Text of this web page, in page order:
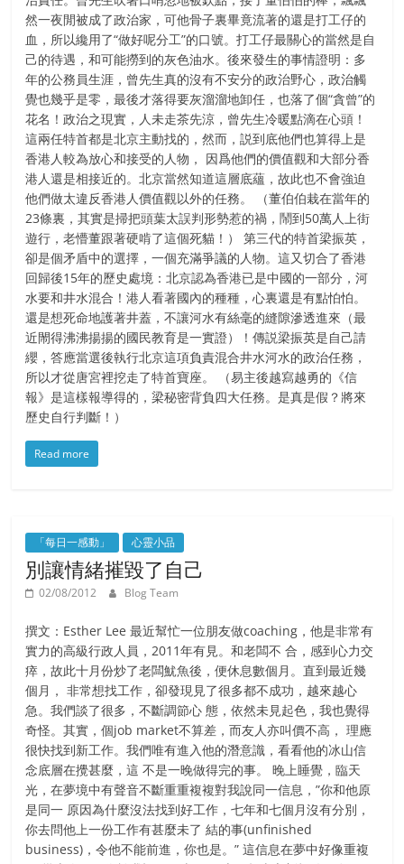
然一夜閒被成了政治家，可他骨子裏畢竟流著的還是打工仔的
血，所以纔用了“做好呢分工”的口號。打工仔最關心的當然是自
己的待遇，和可能撈到的灰色油水。後來發生的事情證明：多
年的公務員生涯，曾先生真的沒有不安分的政治野心，政治觸
覺也幾乎是零，最後才落得要灰溜溜地卸任，也落了個“貪曾”的
花名！政治之現實，人未走茶先涼，曾先生冷暖點滴在心頭！
這兩任特首都是北京主動找的，然而，説到底他們也算得上是
香港人較為放心和接受的人物， 因爲他們的價值觀和大部分香
港人還是相接近的。北京當然知​​道這層底蘊，故此也不會強迫
他們做太違反香港人價值觀以外的任務。 （董伯伯栽在當年的
23條裏，其實是掃把頭葉太誤判形勢惹的禍，鬧到50萬人上街
遊行，老懵董跟著硬啃了這個死貓！） 第三代的特首梁振英，
卻是個矛盾中的選擇，一個充滿爭議的人物。這又切合了香港
回歸後15年的歷史處境：北京認為香港已是中國的一部分，河
水要和井水混合！港人看著國內的種種，心裏還是有點怕怕。
還是想死命地護著井蓋，不讓河水有絲毫的縫隙滲透進來（最
近閙得沸沸揚揚的國民教育是一實證）！傳説梁振英是自己請
纓，答應當選後執行北京這項負責混合井水河水的政治任務，
所以才從唐宮裡挖走了特首寶座。 （易主後越寫越勇的《信
報》是這樣報導得的，梁秘密背負四大任務。是真是假？將來
歷史自行判斷！）
Read more
「每日一感動」 心靈小品
別讓情緒摧毀了自己
02/08/2012 Blog Team
撰文：Esther Lee 最近幫忙一位朋友做coaching，他是非常有
實力的高級行政人員，2011年有見。和老闆不 合，感到心力交
瘁，故此十月份炒了老闆魷魚後，便休息數個月。直到最近幾
個月， 非常想找工作，卻發現見了很多都不成功，越來越心
急。我們談了很多，不斷調節心 態，依然未見起色，我也覺得
奇怪。其實，個job market不算差，而友人亦叫價不高， 理應
很快找到新工作。我們唯有進入他的潛意識，看看他的冰山信
念底層在攪甚麼，這 不是一晚做得完的事。 晚上睡覺，臨天
光，在夢境中有聲音不斷重重複複對我說同一信息，”你和他原
是同一 原因為什麼沒法找到好工作，七年和七個月沒有分別，
你去問他上一份工作有甚麼未了 結的事(unfinished
business)，令他不能前進，你也是。” 這信息在夢中好像重複